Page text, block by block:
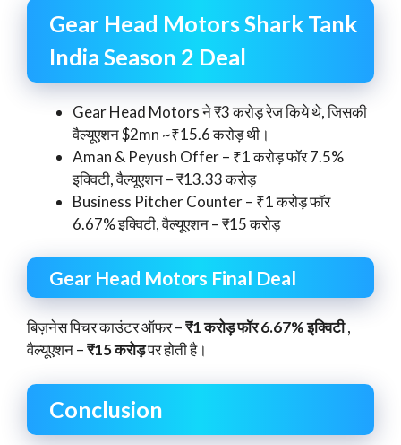
Gear Head Motors Shark Tank
India Season 2 Deal
Gear Head Motors ने ₹3 करोड़ रेज किये थे, जिसकी
वैल्यूएशन $2mn ~₹15.6 करोड़ थी।
Aman & Peyush Offer – ₹1 करोड़ फॉर 7.5%
इक्विटी, वैल्यूएशन – ₹13.33 करोड़
Business Pitcher Counter – ₹1 करोड़ फॉर
6.67% इक्विटी, वैल्यूएशन – ₹15 करोड़
Gear Head Motors Final Deal
बिज़नेस पिचर काउंटर ऑफर –₹1 करोड़ फॉर 6.67% इक्विटी,
वैल्यूएशन –₹15 करोड़पर होती है।
Conclusion